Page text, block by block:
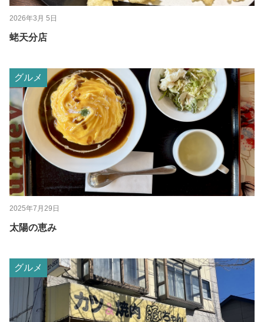
2026年3月 5日
蛯天分店
グルメ
2025年7月29日
太陽の恵み
グルメ